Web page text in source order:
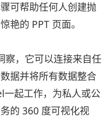
可帮助任何人创建抛
艳的 PPT 页面。
察，它可以连接来自任
据并将所有数据整合
一起工作，为私人或公
的 360 度可视化视